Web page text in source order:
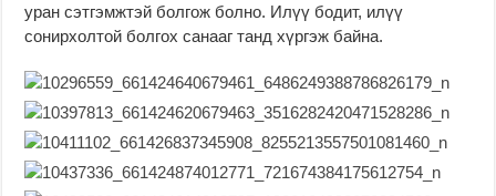
уран сэтгэмжтэй болгож болно. Илүү бодит, илүү
сонирхолтой болгох санааг танд хүргэж байна.